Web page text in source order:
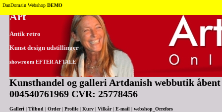
Tilbage til toppen
Art
Antik retro
Kunst design udstillinger
showroom EFTER AFTALE
Kunsthandel og galleri Artdanish webbutik
004540761969 CVR: 25778456
Galleri Tilbud Order| Profile| Kurv Vilkår| E-mail webshop_Orrefors
DanDomain Webshop DEMO